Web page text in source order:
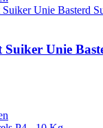
Suiker Unie